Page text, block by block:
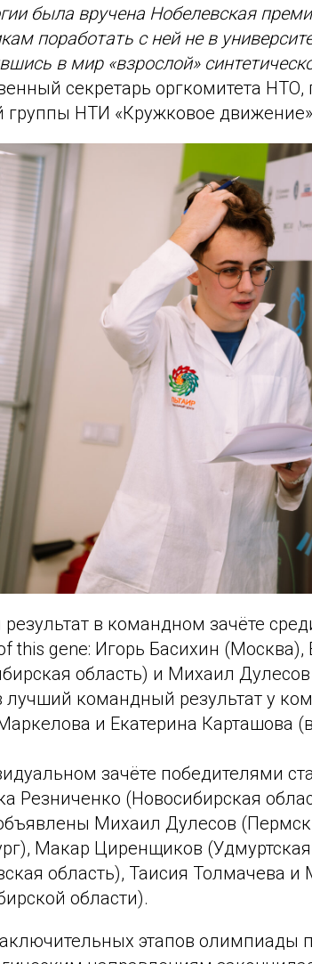
была вручена Нобелевская
поработать с ней не в
в мир «взрослой»
секретарь оргкомитета
группы НТИ «Кружковое
в командном зачёте
this gene: Игорь Басихин
область) и Михаил
лучший командный результат у
и Екатерина Карташова
зачёте победителями
Резниченко (Новосибирская
Михаил Дулесов
Макар Циренщиков
область), Таисия Толмачева
области).
этапов олимпиады